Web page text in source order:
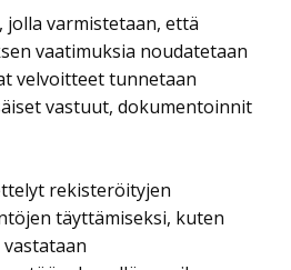
jolla varmistetaan, että
vaatimuksia noudatetaan
velvoitteet tunnetaan
vastuut, dokumentoinnit
rekisteröityjen
täyttämiseksi, kuten